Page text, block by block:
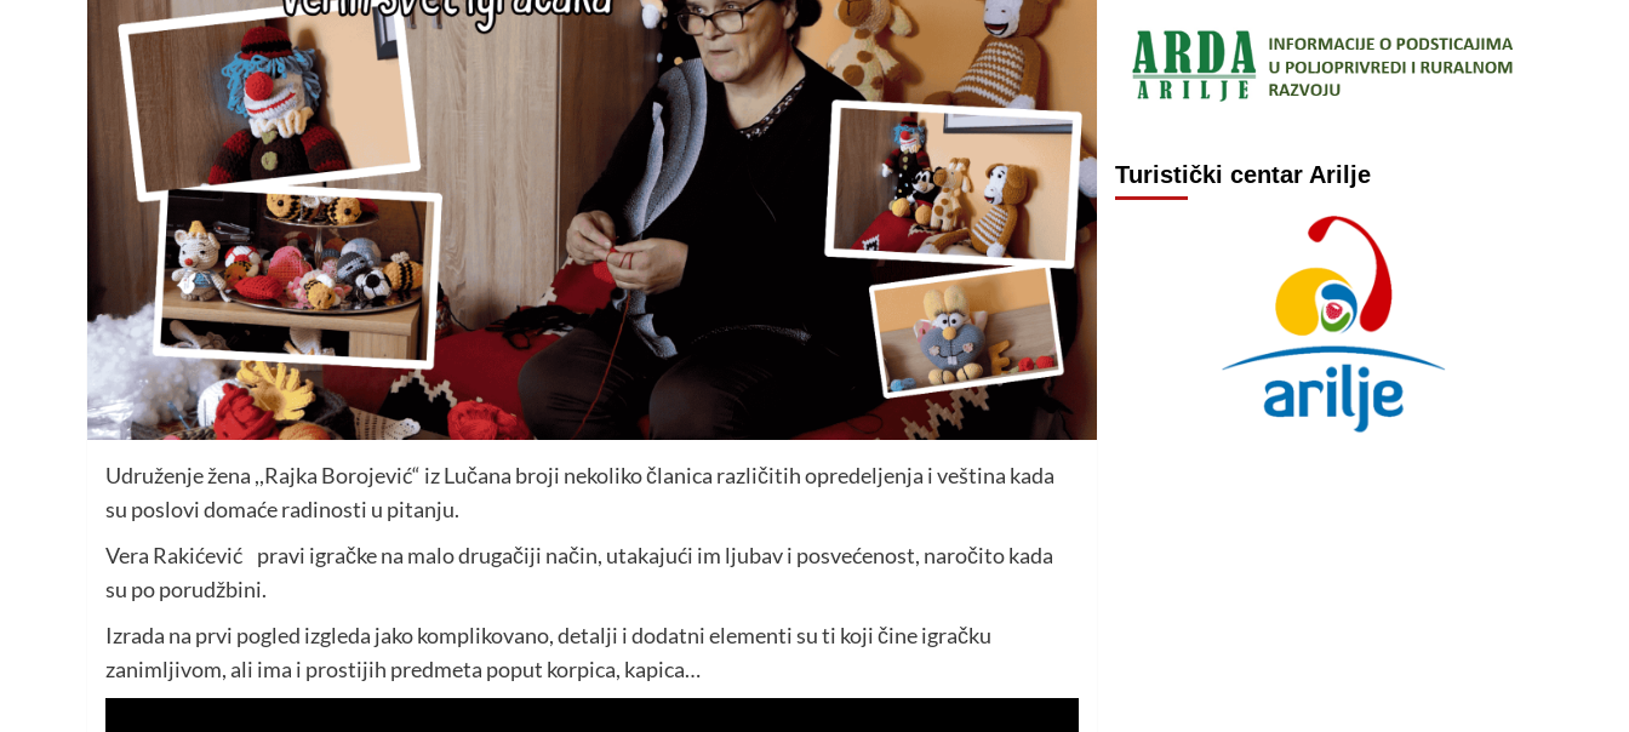
Udruženje žena ,,Rajka Borojević“ iz Lučana broji nekoliko članica različitih opredeljenja i veština kada
su poslovi domaće radinosti u pitanju.
Vera Rakićević pravi igračke na malo drugačiji način, utakajući im ljubav i posvećenost, naročito kada
su po porudžbini.
Izrada na prvi pogled izgleda jako komplikovano, detalji i dodatni elementi su ti koji čine igračku
zanimljivom, ali ima i prostijih predmeta poput korpica, kapica…
Turistički centar Arilje